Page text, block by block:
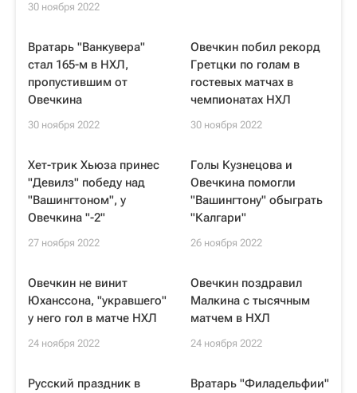
30 ноября 2022
Вратарь "Ванкувера"
стал 165-м в НХЛ,
пропустившим от
Овечкина
30 ноября 2022
Овечкин побил рекорд
Гретцки по голам в
гостевых матчах в
чемпионатах НХЛ
30 ноября 2022
Хет-трик Хьюза принес
"Девилз" победу над
"Вашингтоном", у
Овечкина "-2"
27 ноября 2022
Голы Кузнецова и
Овечкина помогли
"Вашингтону" обыграть
"Калгари"
26 ноября 2022
Овечкин не винит
Юханссона, "укравшего"
у него гол в матче НХЛ
24 ноября 2022
Овечкин поздравил
Малкина с тысячным
матчем в НХЛ
24 ноября 2022
Русский праздник в
Вратарь "Филадельфии"